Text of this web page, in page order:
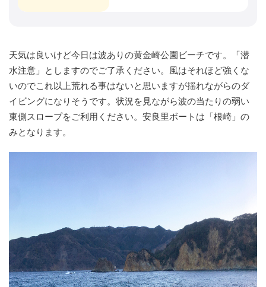
天気は良いけど今日は波ありの黄金崎公園ビーチです。「潜
水注意」としますのでご了承ください。風はそれほど強くな
いのでこれ以上荒れる事はないと思いますが揺れながらのダ
イビングになりそうです。状況を見ながら波の当たりの弱い
東側スロープをご利用ください。安良里ボートは「根崎」の
みとなります。